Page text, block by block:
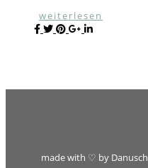
weiterlesen
made with ♡ by Danusch